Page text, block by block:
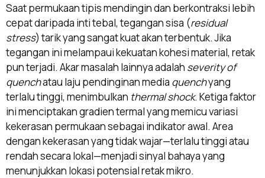
Saat permukaan tipis mendingin dan berkontraksi lebih
cepat daripada inti tebal, tegangan sisa (residual
stress) tarik yang sangat kuat akan terbentuk. Jika
tegangan ini melampaui kekuatan kohesi material, retak
pun terjadi. Akar masalah lainnya adalah severity of
quenchatau laju pendinginan media quenchyang
terlalu tinggi, menimbulkan thermal shock. Ketiga faktor
ini menciptakan gradien termal yang memicu variasi
kekerasan permukaan sebagai indikator awal. Area
dengan kekerasan yang tidak wajar—terlalu tinggi atau
rendah secara lokal—menjadi sinyal bahaya yang
menunjukkan lokasi potensial retak mikro.